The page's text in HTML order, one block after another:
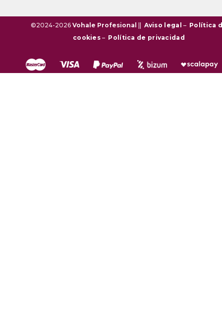
©2024-2026 Vohale Profesional Aviso legal – Política
cookies– Política de privacidad